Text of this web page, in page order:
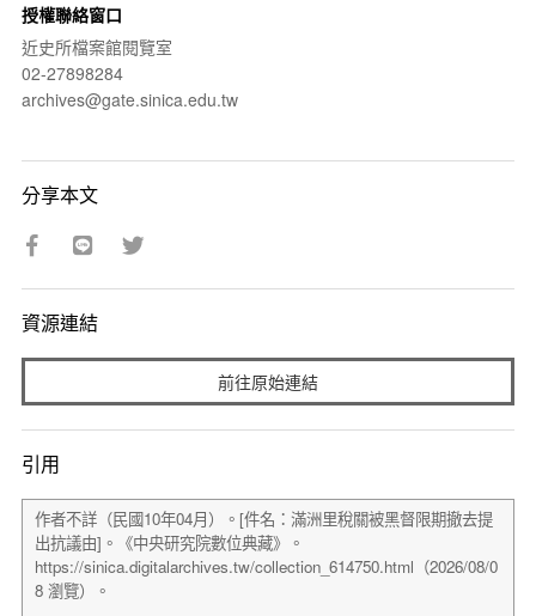
授權聯絡窗口
近史所檔案館閱覽室
02-27898284
archives@gate.sinica.edu.tw
分享本文
資源連結
前往原始連結
引用